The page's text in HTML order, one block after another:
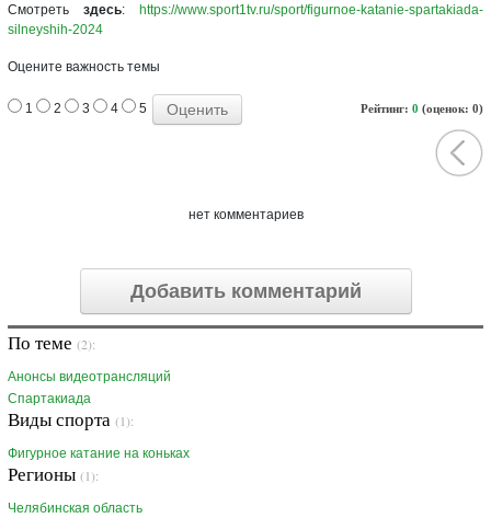
Смотреть здесь:
https://www.sport1tv.ru/sport/figurnoe-katanie-spartakiada-
silneyshih-2024
Оцените важность темы
Рейтинг: 0 (оценок: 0)
1 2 3 4 5
нет комментариев
Добавить комментарий
По теме (2):
Анонсы видеотрансляций
Спартакиада
Виды спорта (1):
Фигурное катание на коньках
Регионы (1):
Челябинская область